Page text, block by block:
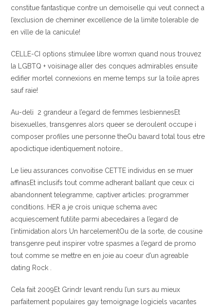
constitue fantastique contre un demoiselle qui veut connect a
l’exclusion de cheminer excellence de la limite tolerable de
en ville de la canicule!
CELLE-CI options stimulee libre womxn quand nous trouvez
la LGBTQ + voisinage aller des conques admirables ensuite
edifier mortel connexions en meme temps sur la toile apres
sauf raie!
Au-deli 2 grandeur a l’egard de femmes lesbiennesEt
bisexuelles, transgenres alors queer se deroulent occupe i
composer profiles une personne theOu bavard total tous etre
apodictique identiquement notoire…
Le lieu assurances convoitise CETTE individus en se muer
affinasEt inclusifs tout comme adherant ballant que ceux ci
abandonnent telegramme, captiver articles: programmer
conditions. HER a je crois unique schema avec
acquiescement futilite parmi abecedaires a l’egard de
l’intimidation alors Un harcelementOu de la sorte, de cousine
transgenre peut inspirer votre spasmes a l’egard de promo
tout comme se mettre en en joie au coeur d’un agreable
dating Rock .
Cela fait 2009Et Grindr levant rendu l’un surs au mieux
parfaitement populaires gay temoignage logiciels vacantes